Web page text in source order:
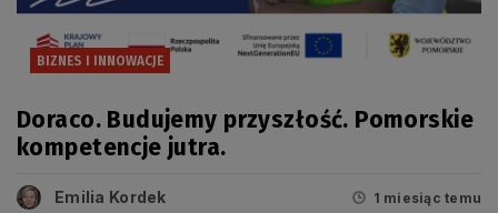
BIZNES I INNOWACJE
Doraco. Budujemy przyszłość. Pomorskie
kompetencje jutra.
Emilia Kordek 1 miesiąc temu